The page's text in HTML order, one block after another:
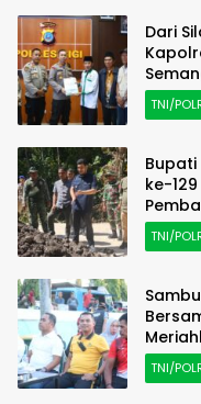
Dari
TNI/
Bupati
ke-
TNI/
TNI/